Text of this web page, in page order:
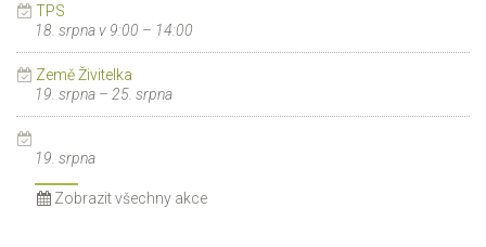
TPS
18. srpna v 9:00 – 14:00
Země Živitelka
19. srpna – 25. srpna
19. srpna
Zobrazit všechny akce